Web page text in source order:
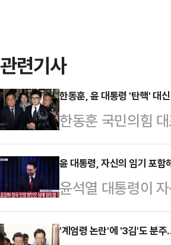
관련기사
한동훈, 윤 대통령 '탄핵' 대
한동훈 국민의힘
는 아끼면서도, 윤
불가능하다는 점
주당 대표의 '사법
'소프트 랜딩'을 고
의 대국민담화 직
윤 대통령, 자신의 임기 포함
윤석열 대통령이
겠다는 뜻을 밝혔
대국민사과를 하
'계엄령 논란'에 '3김'도 분